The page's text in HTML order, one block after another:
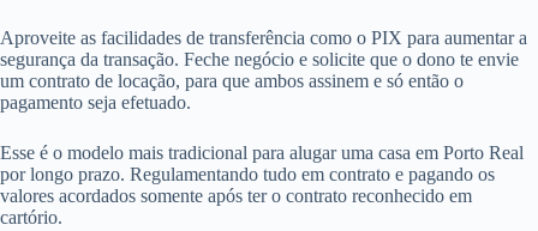
Aproveite as facilidades de transferência como o PIX para aumentar a
segurança da transação. Feche negócio e solicite que o dono te envie
um contrato de locação, para que ambos assinem e só então o
pagamento seja efetuado.
Esse é o modelo mais tradicional para alugar uma casa em Porto Real
por longo prazo. Regulamentando tudo em contrato e pagando os
valores acordados somente após ter o contrato reconhecido em
cartório.